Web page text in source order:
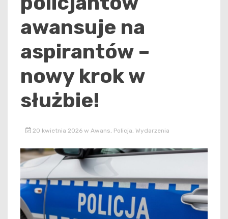
awansuje na
aspirantów –
nowy krok w
służbie!
20 kwietnia 2026 w Awans Policja Wydarzenia